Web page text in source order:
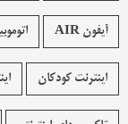
آیفون AIR
اینترنت کودکان